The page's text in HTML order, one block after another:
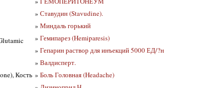
Кость
» Ставудин (Stavudine).
» Миндаль горький
» Гемипарез (Hemiparesis)
» Гепарин раствор для инъекций 5000 ЕД/?н
» Валдисперт.
» Боль Головная (Headache)